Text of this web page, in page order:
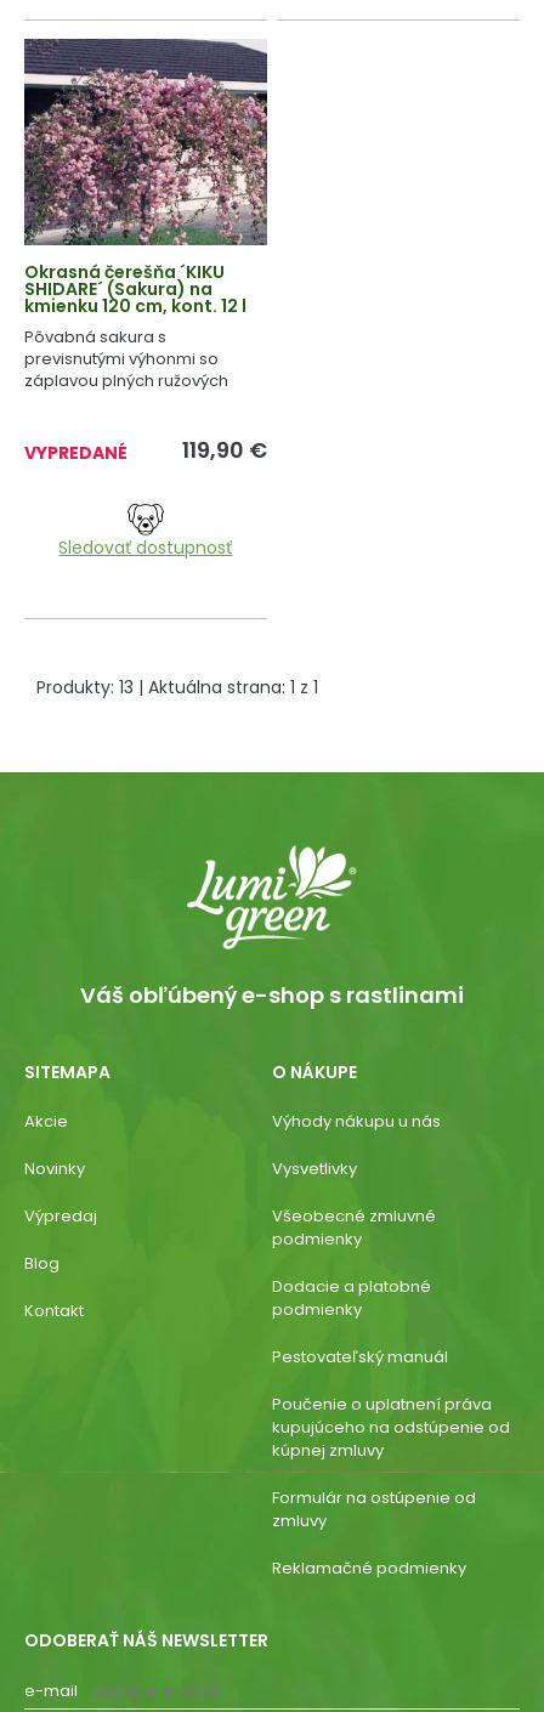
Okrasná čerešňa ´KIKU
SHIDARE´ (Sakura) na
kmienku 120 cm, kont. 12 l
Pôvabná sakura s
previsnutými výhonmi so
záplavou plných ružových
VYPREDANÉ 119,90 €
Sledovať dostupnosť
Produkty: 13 | Aktuálna strana: 1 z 1
Váš obľúbený e-shop s rastlinami
SITEMAPA
Akcie
Novinky
Výpredaj
Blog
Kontakt
O NÁKUPE
Výhody nákupu u nás
Vysvetlivky
Všeobecné zmluvné
podmienky
Dodacie a platobné
podmienky
Pestovateľský manuál
Poučenie o uplatnení práva
kupujúceho na odstúpenie od
kúpnej zmluvy
Formulár na ostúpenie od
zmluvy
Reklamačné podmienky
ODOBERAŤ NÁŠ NEWSLETTER
e-mail